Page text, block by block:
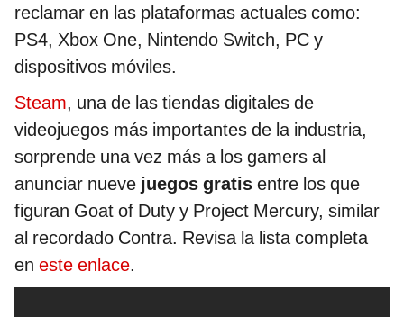
reclamar en las plataformas actuales como:
PS4, Xbox One, Nintendo Switch, PC y
dispositivos móviles.
Steam, una de las tiendas digitales de
videojuegos más importantes de la industria,
sorprende una vez más a los gamers al
anunciar nueve juegos gratis entre los que
figuran Goat of Duty y Project Mercury, similar
al recordado Contra. Revisa la lista completa
en este enlace.